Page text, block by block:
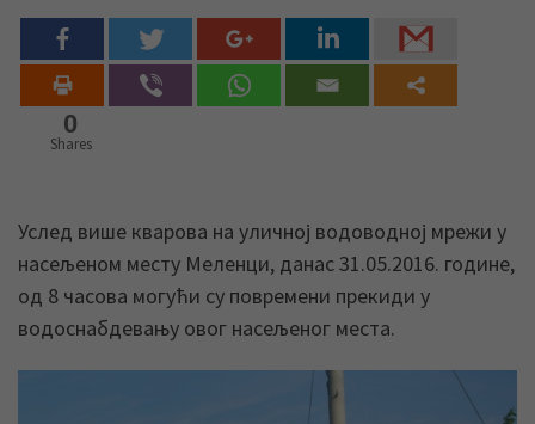
0
Shares
Услед више кварова на уличној водоводној мрежи у
насељеном месту Меленци, данас 31.05.2016. године,
од 8 часова могући су повремени прекиди у
водоснабдевању овог насељеног места.